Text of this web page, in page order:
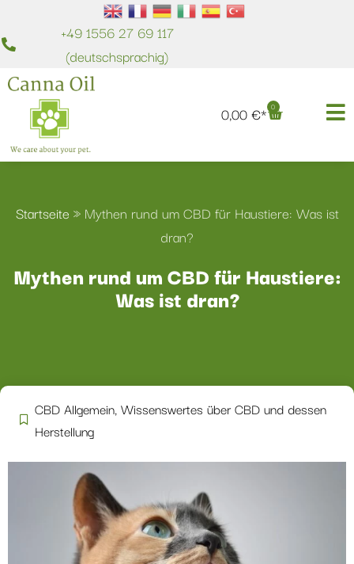
+49 1556 27 69 117
(deutschsprachig)
0,00€ 0
Startseite » Mythen rund um CBD für Haustiere: Was ist
dran?
Mythen rund um CBD für Haustiere:
Was ist dran?
CBD Allgemein,Wissenswertes über CBD und dessen
Herstellung